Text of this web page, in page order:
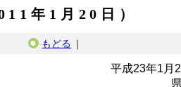
年1月20日）
もどる ｜
平成23年1月
県